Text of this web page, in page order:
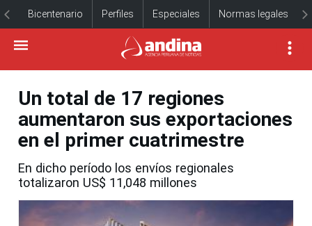
Bicentenario Perfiles Especiales Normas legales
Un total de 17 regiones
aumentaron sus exportaciones
en el primer cuatrimestre
En dicho período los envíos regionales
totalizaron US$ 11,048 millones